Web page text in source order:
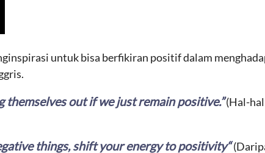
untuk bisa berfikiran positif dalam
themselves out if we just remain positive.”(Hal-
things, shift your energy to positivity“